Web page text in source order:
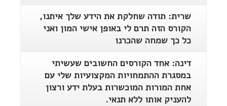
שרית: תודה שחלקת את הידע שלך איתנו,
הקורס הזה תרם לי באופן אישי המון ואני
כל כך שמחה שהכרנו
דינה: אחד הקורסים החשובים שעשיתי
במסגרת ההתמחויות המקצועיות שלי עם
אחת המורות המוכשרות בעלת ידע ורצון
להעניק אותו ללא תנאי.